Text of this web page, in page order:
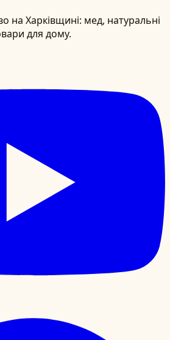
на Харківщині: мед, натуральні
для дому.